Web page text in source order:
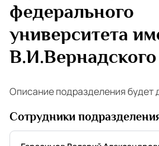
федерального
университета
В.И.Вернадского
Описание подразделения будет
Сотрудники